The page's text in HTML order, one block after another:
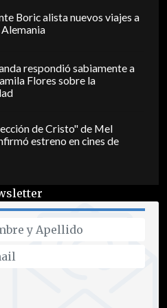
Boric alista nuevos viajes a
respondió sabiamente a
Flores sobre la
de Cristo" de Mel
estreno en cines de